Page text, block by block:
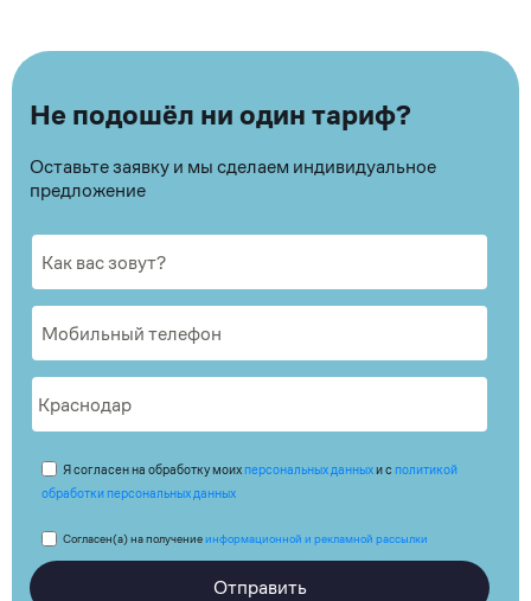
Не подошёл ни один тариф?
Оставьте заявку и мы сделаем индивидуальное
предложение
Я согласен на обработку моих персональных данныхи с политикой
обработки персональных данных
Согласен(а) на получениеинформационной и рекламной рассылки
Отправить